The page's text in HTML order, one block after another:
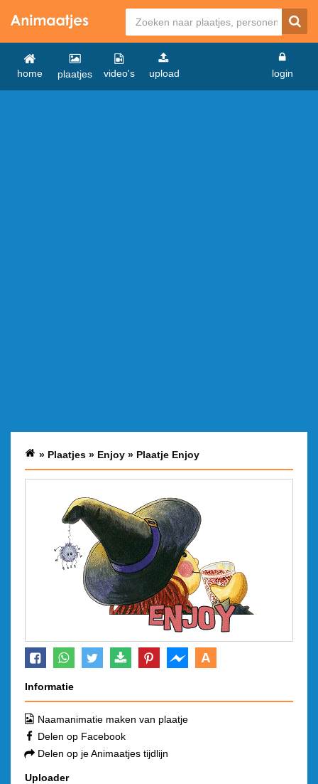
home plaatjes video's upload login
» Plaatjes » Enjoy » Plaatje Enjoy
A
Informatie
Naamanimatie maken van plaatje
Delen op Facebook
Delen op je Animaatjes tijdlijn
Uploader